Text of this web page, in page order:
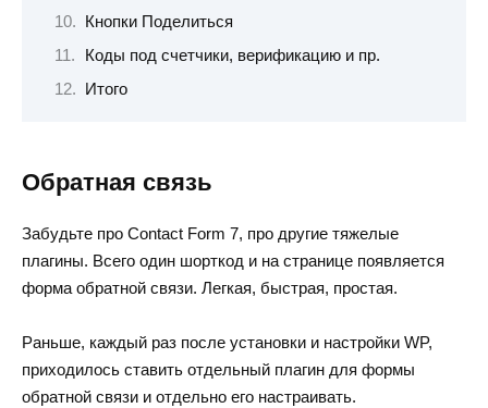
Кнопки Поделиться
Коды под счетчики, верификацию и пр.
Итого
Обратная связь
Забудьте про Contact Form 7, про другие тяжелые
плагины. Всего один шорткод и на странице появляется
форма обратной связи. Легкая, быстрая, простая.
Раньше, каждый раз после установки и настройки WP,
приходилось ставить отдельный плагин для формы
обратной связи и отдельно его настраивать.